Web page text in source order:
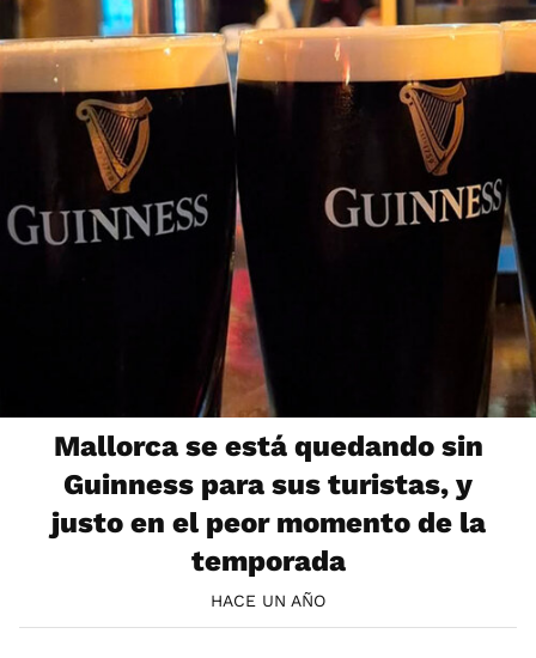
Mallorca se está quedando sin
Guinness para sus turistas, y
justo en el peor momento de la
temporada
HACE UN AÑO